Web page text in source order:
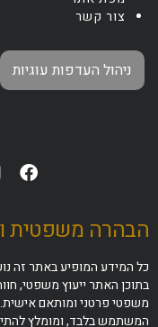
צור קשר
ניהול העדפות עוגיות
הבהרה משפטית
כל המידע המופיע באתר זה
בתוכן האתר ייעוץ משפטי,
משפטי פרטני ומותאם
המשתמש בלבד, ומומלץ